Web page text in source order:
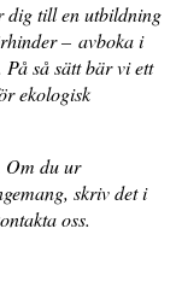
dig till en utbildning
– avboka i
så sätt bär vi ett
ekologisk
Om du ur
skriv det i
oss.